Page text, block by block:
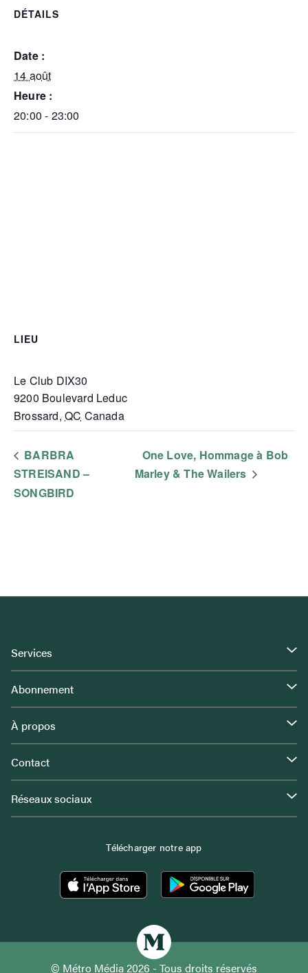
DÉTAILS
Date :
14 août
Heure :
20:00 - 23:00
LIEU
Le Club DIX30
9200 Boulevard Leduc
Brossard, QC Canada
BARBRA
STREISAND –
SONGBIRD
One Love, Hommage à Bob
Marley & The Wailers
Services
Abonnement
À propos
Contact
Réseaux sociaux
Télécharger notre app
© Métro Média 2026 - Tous droits réservés